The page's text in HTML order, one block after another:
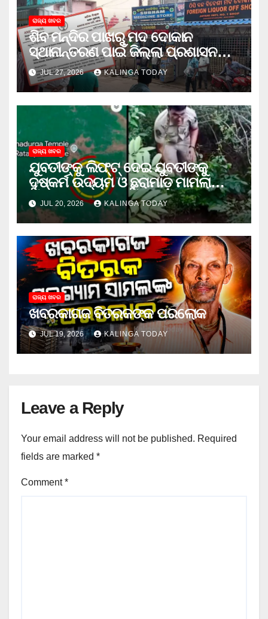
ରାଜ୍ୟ ଖବର
ଶିବ ମନ୍ଦିର ପାଖରୁ ମଦ ଦୋକାନ
ସ୍ଥାନାନ୍ତରଣ ପାଇଁ ଜିଲ୍ଲା ପ୍ରଶାସନକୁ
ଦାବି କଲେ ଅନିଲ
JUL 27, 2026 KALINGA TODAY
ରାଜ୍ୟ ଖବର
ଯୁବତୀଙ୍କୁ ଲିଫ୍‌ଟ୍‌ ଦେଇ ଯୁବତୀଙ୍କୁ
ଦୁଷ୍କର୍ମ ଉଦ୍ୟମ ଓ ଛୁରାମାଡ଼ ମାମଲାରେ
ଜେଲ ଗଲା ଅଭିଯୁକ୍ତ
JUL 20, 2026 KALINGA TODAY
ରାଜ୍ୟ ଖବର
ଖବରକାଗଜ ବିତରକଙ୍କ ପରଲୋକ
JUL 19, 2026 KALINGA TODAY
Leave a Reply
Your email address will not be published. Required
fields are marked *
Comment*